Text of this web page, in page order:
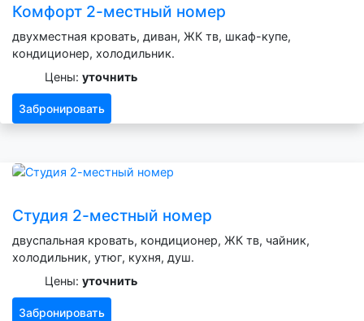
Комфорт 2-местный номер
двухместная кровать, диван, ЖК тв, шкаф-купе,
кондиционер, холодильник.
Цены: уточнить
Забронировать
Студия 2-местный номер
двуспальная кровать, кондиционер, ЖК тв, чайник,
холодильник, утюг, кухня, душ.
Цены: уточнить
Забронировать